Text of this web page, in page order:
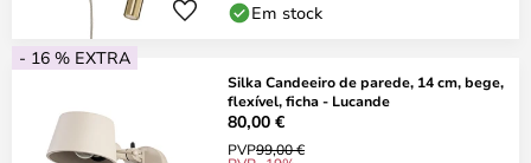
Em stock
- 16 % EXTRA
Silka Candeeiro de parede, 14 cm, bege,
flexível, ficha - Lucande
80,00 €
PVP99,00 €